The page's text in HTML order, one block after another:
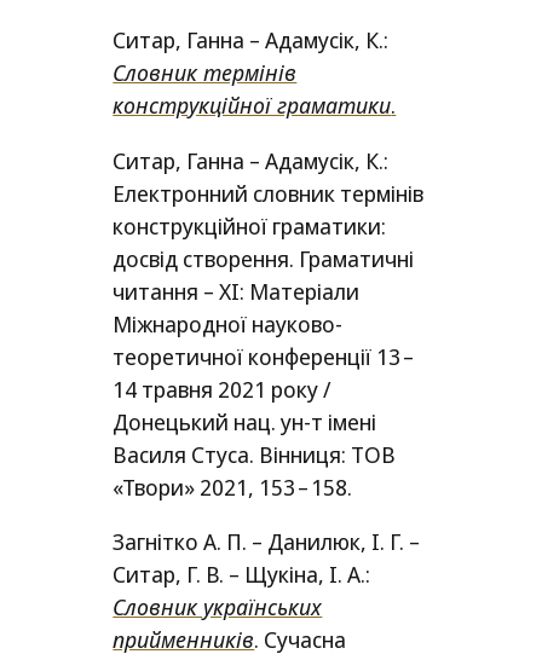
Ситар, Ганна – Адамусік, К.:
Словник термінів
конструкційної граматики.
Ситар, Ганна – Адамусік, К.:
Електронний словник термінів
конструкційної граматики:
досвід створення. Граматичні
читання –ХІ: Матеріали
Міжнародної науково-
теоретичної конференції 13 –
14 травня 2021 року /​
Донецький нац. ун‑т імені
Василя Стуса. Вінниця: ТОВ
«Твори» 2021, 153 – 158.
Загнітко А. П. – Данилюк, І. Г. –
Ситар, Г. В. – Щукіна, І. А.:
Словник українських
прийменників. Сучасна